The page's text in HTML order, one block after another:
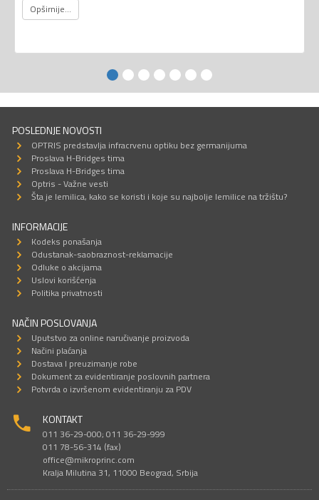
Opširnije...
POSLEDNJE NOVOSTI
OPTRIS predstavlja infracrvenu optiku bez germanijuma
Proslava H-Bridges tima
Proslava H-Bridges tima
Optris - Važne vesti
Šta je lemilica, kako se koristi i koje su najbolje lemilice na tržištu?
INFORMACIJE
Kodeks ponašanja
Odustanak-saobraznost-reklamacije
Odluke o akcijama
Uslovi korišćenja
Politika privatnosti
NAČIN POSLOVANJA
Uputstvo za online naručivanje proizvoda
Načini plaćanja
Dostava I preuzimanje robe
Dokument za evidentiranje poslovnih partnera
Potvrda o izvršenom evidentiranju za PDV
KONTAKT
011 36-29-000; 011 36-29-999
011 78-56-314 (fax)
office@mikroprinc.com
Kralja Milutina 31, 11000 Beograd, Srbija